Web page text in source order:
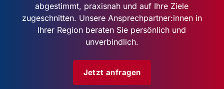
abgestimmt, praxisnah und auf Ihre Ziele
zugeschnitten. Unsere Ansprechpartner:innen in
Ihrer Region beraten Sie persönlich und
unverbindlich.
Jetzt anfragen